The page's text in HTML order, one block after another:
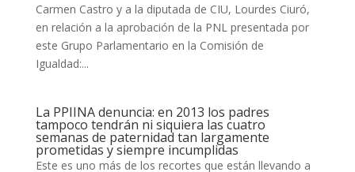
Carmen Castro y a la diputada de CIU, Lourdes Ciuró,
en relación a la aprobación de la PNL presentada por
este Grupo Parlamentario en la Comisión de
Igualdad:...
La PPIINA denuncia: en 2013 los padres
tampoco tendrán ni siquiera las cuatro
semanas de paternidad tan largamente
prometidas y siempre incumplidas
Este es uno más de los recortes que están llevando a